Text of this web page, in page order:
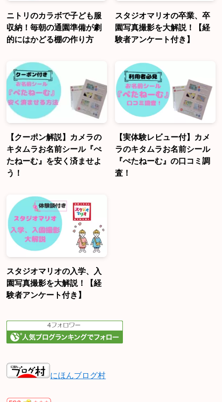
ニトリのカラボで子ども服
収納！毎朝の通園準備が劇
的にはかどる棚の作り方
スタジオマリオの卒業、卒
園写真撮影を大解説！【経
験者アンケート付き】
【クーポン解説】カメラの
キタムラお名前シール『ぺ
たねーむ』を安く済ませよ
う！
【実体験レビュー付】カメ
ラのキタムラお名前シール
『ぺたねーむ』の口コミ調
査！
スタジオマリオの入学、入
園写真撮影を大解説！【経
験者アンケート付き】
にほんブログ村